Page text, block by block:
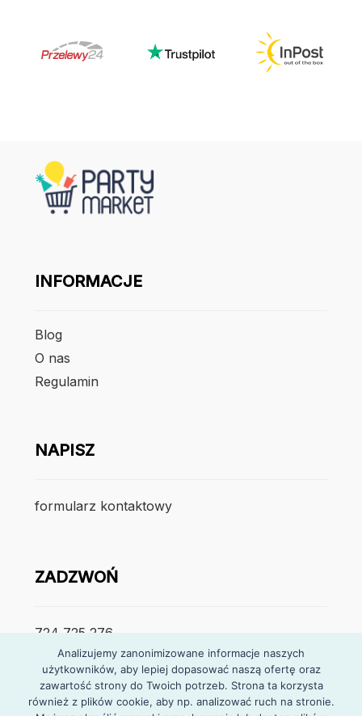
INFORMACJE
Blog
O nas
Regulamin
NAPISZ
formularz kontaktowy
ZADZWOŃ
724 725 276
poniedzialek – piątek
7:30 – 15:30
Analizujemy zanonimizowane informacje naszych
użytkowników, aby lepiej dopasować naszą ofertę oraz
zawartość strony do Twoich potrzeb. Strona ta korzysta
również z plików cookie, aby np. analizować ruch na stronie.